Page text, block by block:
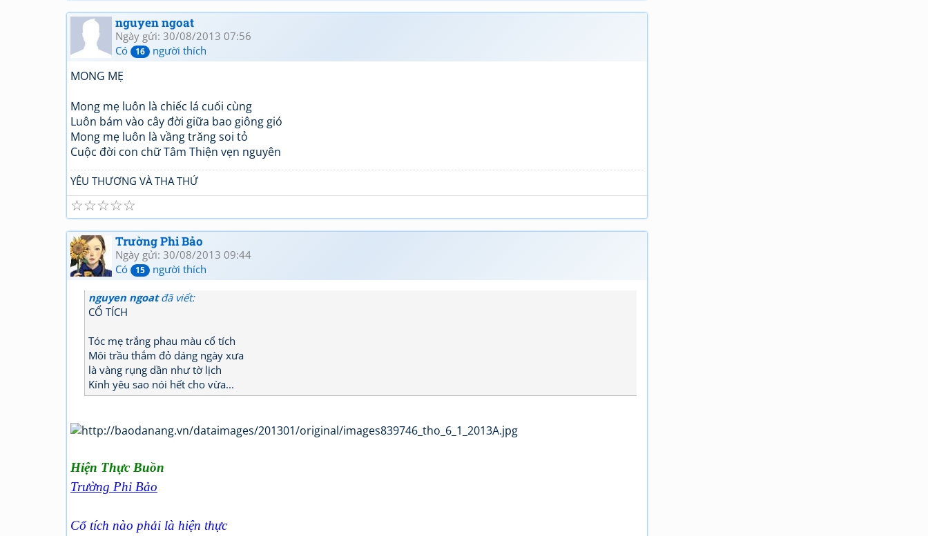
nguyen ngoat
Ngày gửi: 30/08/2013 07:56
Có
16 người thích
MONG MẸ
Mong mẹ luôn là chiếc lá cuối cùng
Luôn bám vào cây đời giữa bao giông gió
Mong mẹ luôn là vầng trăng soi tỏ
Cuộc đời con chữ Tâm Thiện vẹn nguyên
YÊU THƯƠNG VÀ THA THỨ
☆
☆
☆
☆
☆
Trường Phi Bảo
Ngày gửi: 30/08/2013 09:44
Có
15 người thích
nguyen ngoatđã viết:
CỔ TÍCH
Tóc mẹ trắng phau màu cổ tích
Môi trầu thắm đỏ dáng ngày xưa
là vàng rụng dần như tờ lịch
Kính yêu sao nói hết cho vừa...
Hiện Thực Buồn
Trường Phi Bảo
Cổ tích nào phải là hiện thực